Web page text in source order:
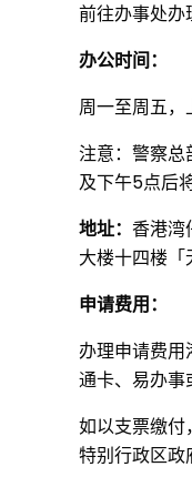
前往办事处办
办公时间：
周一至周五
注意：警察总
及下午5点后
地址： 香港湾
大楼十四楼「
申请费用：
办理申请费
通卡、易办事
如以支票缴付
特别行政区政